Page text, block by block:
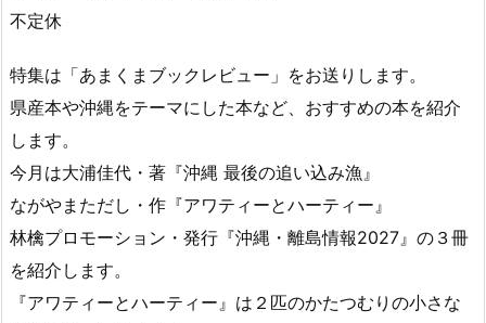
不定休
特集は「あまくまブックレビュー」をお送りします。
県産本や沖縄をテーマにした本など、おすすめの本を紹介
します。
今月は大浦佳代・著『沖縄 最後の追い込み漁』
ながやまただし・作『アワティーとハーティー』
林檎プロモーション・発行『沖縄・離島情報2027』の３冊
を紹介します。
『アワティーとハーティー』は２匹のかたつむりの小さな